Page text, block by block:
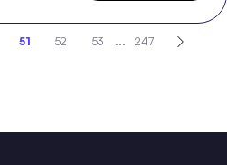
51 52 53 ... 247